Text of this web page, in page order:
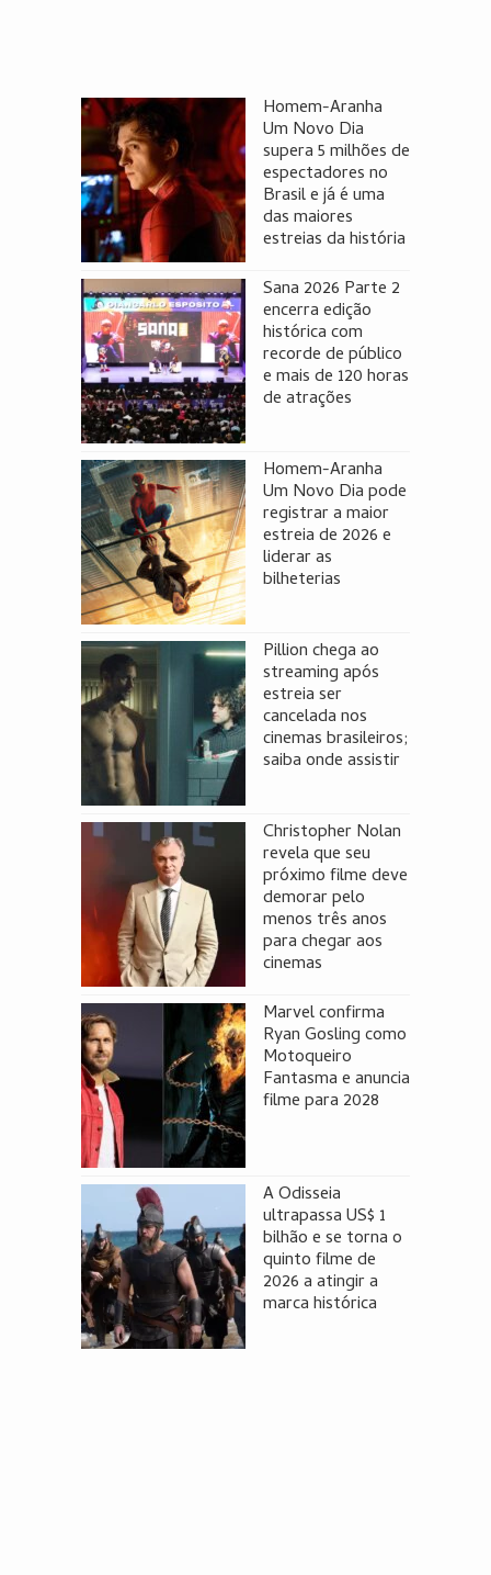
Homem-Aranha
Um Novo Dia
supera 5 milhões de
espectadores no
Brasil e já é uma
das maiores
estreias da história
Sana 2026 Parte 2
encerra edição
histórica com
recorde de público
e mais de 120 horas
de atrações
Homem-Aranha
Um Novo Dia pode
registrar a maior
estreia de 2026 e
liderar as
bilheterias
Pillion chega ao
streaming após
estreia ser
cancelada nos
cinemas brasileiros;
saiba onde assistir
Christopher Nolan
revela que seu
próximo filme deve
demorar pelo
menos três anos
para chegar aos
cinemas
Marvel confirma
Ryan Gosling como
Motoqueiro
Fantasma e anuncia
filme para 2028
A Odisseia
ultrapassa US$ 1
bilhão e se torna o
quinto filme de
2026 a atingir a
marca histórica